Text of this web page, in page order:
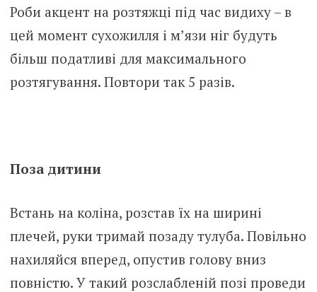
Роби акцент на розтяжці під час видиху – в
цей момент сухожилля і м’язи ніг будуть
більш податливі для максимального
розтягування. Повтори так 5 разів.
Поза дитини
Встань на коліна, розстав їх на ширині
плечей, руки тримай позаду тулуба. Повільно
нахиляйся вперед, опустив голову вниз
повністю. У такий розслабленій позі проведи